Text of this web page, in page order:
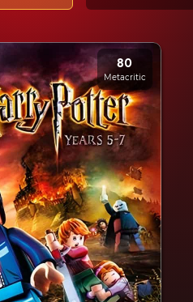
80
Metacritic